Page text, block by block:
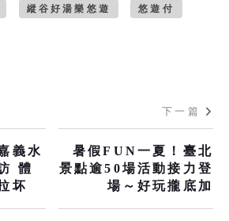
縱谷好湯樂悠遊 悠遊付
義水
體
坏
下一篇
暑假FUN一夏！臺北
景點逾50場活動接力登
場～好玩攏底加